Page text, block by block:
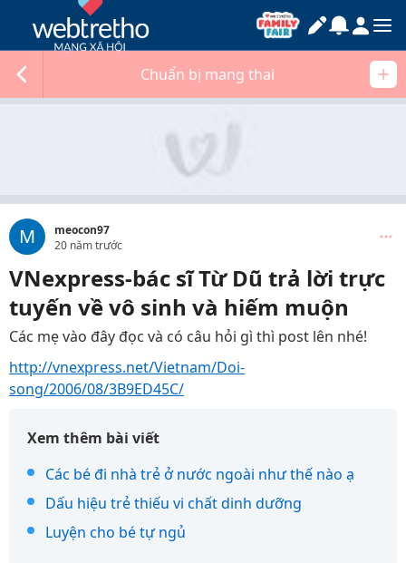
Chuẩn bị mang thai
M
meocon97
20 năm trước
VNexpress-bác sĩ Từ Dũ trả lời trực
tuyến về vô sinh và hiếm muộn
Các mẹ vào đây đọc và có câu hỏi gì thì post lên nhé!
http://vnexpress.net/Vietnam/Doi-
song/2006/08/3B9ED45C/
Xem thêm bài viết
Các bé đi nhà trẻ ở nước ngoài như thế nào ạ
Dấu hiệu trẻ thiếu vi chất dinh dưỡng
Luyện cho bé tự ngủ